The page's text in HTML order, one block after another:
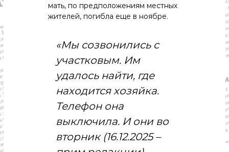
мать, по предположениям местных
жителей, погибла еще в ноябре.
«Мы созвонились с
участковым. Им
удалось найти, где
находится хозяйка.
Телефон она
выключила. И они во
вторник (16.12.2025 –